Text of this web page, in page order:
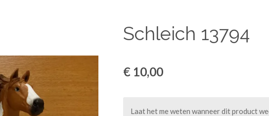
Schleich 13794
€ 10,00
Laat het me weten wanneer dit product